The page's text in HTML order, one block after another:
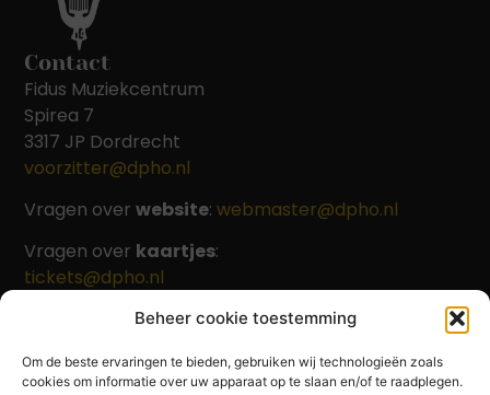
Beheer cookie toestemming
Om de beste ervaringen te bieden, gebruiken wij technologieën zoals
cookies om informatie over uw apparaat op te slaan en/of te raadplegen.
Contact
Fidus Muziekcentrum
Spirea 7
3317 JP Dordrecht
voorzitter@dpho.nl
Vragen overwebsite:webmaster@dpho.nl
Vragen over kaartjes:
tickets@dpho.nl
Beleid